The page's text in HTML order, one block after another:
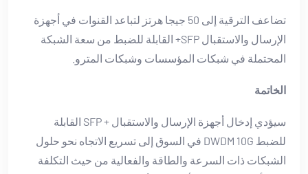
تضاعف الترقية إلى 50 جيجا هرتز لتباعد القنوات في أجهزة
الإرسال والاستقبال SFP+ القابلة للضبط من سعة الشبكة
المحتملة في شبكات المؤسسات وشبكات المترو.
الخاتمة
سيؤدي إدخال أجهزة الإرسال والاستقبال + SFP القابلة
للضبط DWDM 10G في السوق إلى تسريع الاتجاه نحو حلول
الشبكات ذات السرعة والطاقة والفعالية من حيث التكلفة